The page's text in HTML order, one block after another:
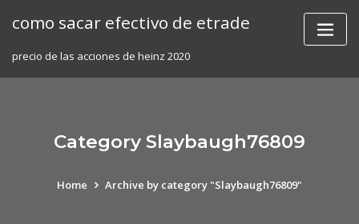
como sacar efectivo de etrade
precio de las acciones de heinz 2020
Category Slaybaugh76809
Home Archive by category "Slaybaugh76809"